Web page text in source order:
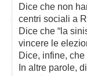
Dice che non
centri sociali a
Dice che “la
vincere le
Dice, infine, che
In altre parole,